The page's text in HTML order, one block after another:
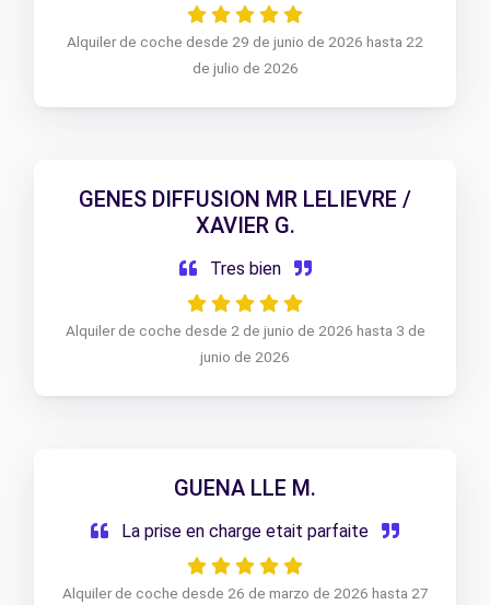
Alquiler de coche desde 29 de junio de 2026 hasta 22
de julio de 2026
GENES DIFFUSION MR LELIEVRE /
XAVIER G.
Tres bien
Alquiler de coche desde 2 de junio de 2026 hasta 3 de
junio de 2026
GUENA LLE M.
La prise en charge etait parfaite
Alquiler de coche desde 26 de marzo de 2026 hasta 27